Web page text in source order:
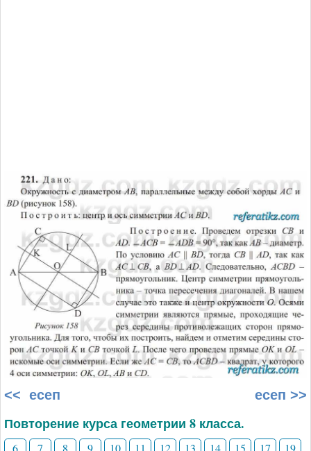
<< есеп есеп >>
Повторение курса геометрии 8 класса.
6 7 8 9 10 11 12 13 14 15 17
19